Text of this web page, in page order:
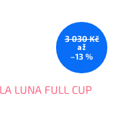
3 030 Kč
až
–13 %
LUNA FULL CUP